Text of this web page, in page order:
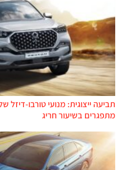
תביעה ייצוגית: מנועי טורבו-דיזל
מתפגרים בשיעור חריג